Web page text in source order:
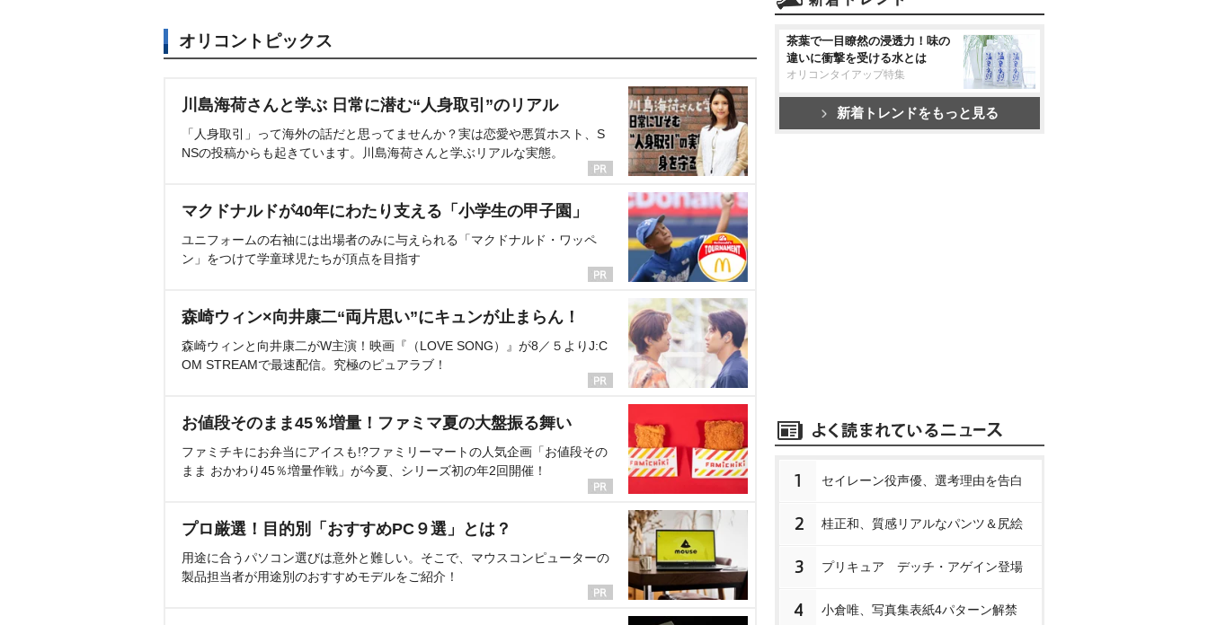
オリコントピックス
川島海荷さんと学ぶ 日常に潜む“人身取引”のリアル
「人身取引」って海外の話だと思ってませんか？実は恋愛や悪質ホスト、S
NSの投稿からも起きています。川島海荷さんと学ぶリアルな実態。
マクドナルドが40年にわたり支える「小学生の甲子園」
ユニフォームの右袖には出場者のみに与えられる「マクドナルド・ワッペ
ン」をつけて学童球児たちが頂点を目指す
森崎ウィン×向井康二“両片思い”にキュンが止まらん！
森崎ウィンと向井康二がW主演！映画『（LOVE SONG）』が8／５よりJ:C
OM STREAMで最速配信。究極のピュアラブ！
お値段そのまま45％増量！ファミマ夏の大盤振る舞い
ファミチキにお弁当にアイスも!?ファミリーマートの人気企画「お値段その
まま おかわり45％増量作戦」が今夏、シリーズ初の年2回開催！
プロ厳選！目的別「おすすめPC９選」とは？
用途に合うパソコン選びは意外と難しい。そこで、マウスコンピューターの
製品担当者が用途別のおすすめモデルをご紹介！
茶葉で一目瞭然の浸透力！味の
違いに衝撃を受ける水とは
オリコンタイアップ特集
新着トレンドをもっと見る
1 セイレーン役声優、選考理由を告白
2 桂正和、質感リアルなパンツ＆尻絵
3 プリキュア デッチ・アゲイン登場
4 小倉唯、写真集表紙4パターン解禁